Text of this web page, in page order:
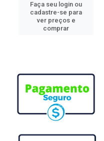
Faça seu login ou
cadastre-se para
ver preços e
comprar